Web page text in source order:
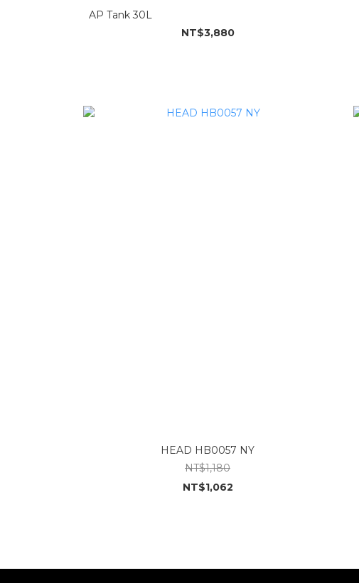
AP Tank 30L
NT$3,880
HEAD HB0057 NY
NT$1,180
NT$1,062